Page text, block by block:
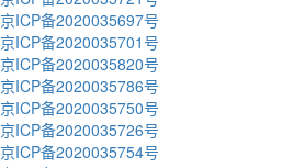
京ICP备2020035697号
京ICP备2020035701号
京ICP备2020035820号
京ICP备2020035786号
京ICP备2020035750号
京ICP备2020035726号
京ICP备2020035754号